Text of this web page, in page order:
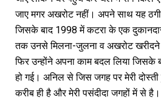
जाए मगर अखरोट नहीं। अपने साथ यह
जिसके बाद 1998 में कटरा के एक
तक उनसे मिलना-जुलना व अखरोट खरीदने
फिर उन्होंने अपना काम बदल लिया जिसके
हो गई। अनिल से जिस जगह पर मेरी
करीब ही है और मेरी पसंदीदा जगहों में से